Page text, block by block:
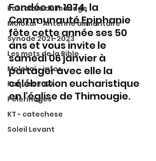
Pastorale du mariage
Molokaï - Antenne alimentaire
Synode 2021-2023
Les mots de la Bible
Molokaï - infos
Paques 2024
Pélerinages
KT - catechese
Soleil Levant
Fondée en 1974, la
Communauté Epiphanie
fête cette année ses 50
ans et vous invite le
samedi 06 janvier à
partager avec elle la
célébration eucharistique
en l'église de Thimougie.